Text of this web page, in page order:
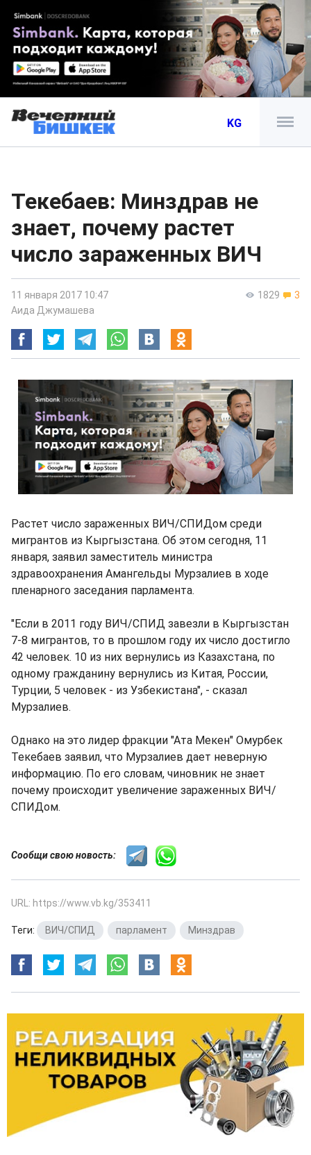
KG
Текебаев: Минздрав не
знает, почему растет
число зараженных ВИЧ
1829 3
11 января 2017 10:47
Аида Джумашева
Растет число зараженных ВИЧ/СПИДом среди
мигрантов из Кыргызстана. Об этом сегодня, 11
января, заявил заместитель министра
здравоохранения Амангельды Мурзалиев в ходе
пленарного заседания парламента.
"Если в 2011 году ВИЧ/СПИД завезли в Кыргызстан
7-8 мигрантов, то в прошлом году их число достигло
42 человек. 10 из них вернулись из Казахстана, по
одному гражданину вернулись из Китая, России,
Турции, 5 человек - из Узбекистана", - сказал
Мурзалиев.
Однако на это лидер фракции "Ата Мекен" Омурбек
Текебаев заявил, что Мурзалиев дает неверную
информацию. По его словам, чиновник не знает
почему происходит увеличение зараженных ВИЧ/
СПИДом.
Сообщи свою новость:
URL: https://www.vb.kg/353411
Теги: ВИЧ/СПИД парламент Минздрав